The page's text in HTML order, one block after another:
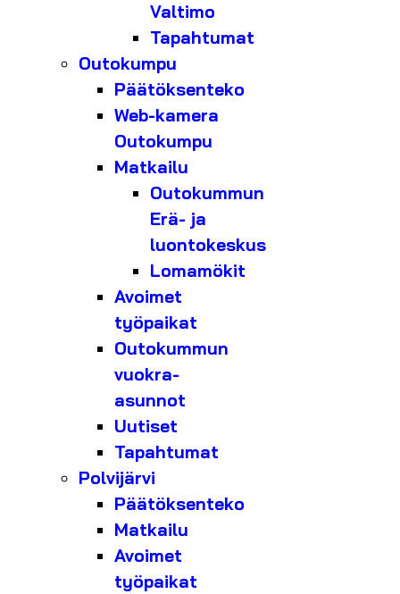
Valtimo
Tapahtumat
Outokumpu
Päätöksenteko
Web-kamera
Outokumpu
Matkailu
Outokummun
Erä- ja
luontokeskus
Lomamökit
Avoimet
työpaikat
Outokummun
vuokra-
asunnot
Uutiset
Tapahtumat
Polvijärvi
Päätöksenteko
Matkailu
Avoimet
työpaikat